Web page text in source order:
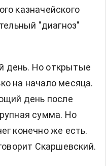
казначейского
"диагноз"
день. Но открытые
на начало месяца.
день после
сумма. Но
конечно же есть.
Скаршевский.